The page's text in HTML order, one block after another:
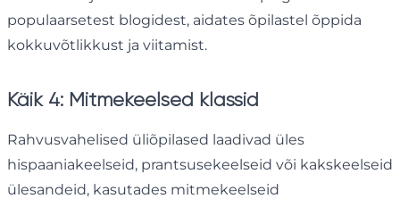
populaarsetest blogidest, aidates õpilastel õppida
kokkuvõtlikkust ja viitamist.
Käik 4: Mitmekeelsed klassid
Rahvusvahelised üliõpilased laadivad üles
hispaaniakeelseid, prantsusekeelseid või kakskeelseid
ülesandeid, kasutades mitmekeelseid